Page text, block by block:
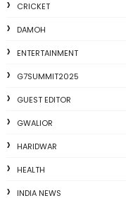
CRICKET
DAMOH
ENTERTAINMENT
G7SUMMIT2025
GUEST EDITOR
GWALIOR
HARIDWAR
HEALTH
INDIA NEWS